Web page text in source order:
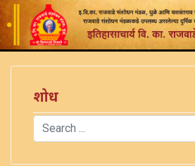
शोध
Search